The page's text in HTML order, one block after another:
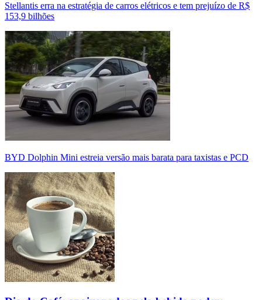
Stellantis erra na estratégia de carros elétricos e tem prejuízo de R$
153,9 bilhões
BYD Dolphin Mini estreia versão mais barata para taxistas e PCD